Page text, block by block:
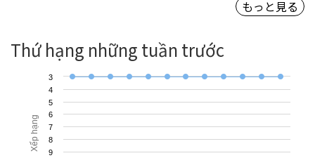
もっと見る
Thứ hạng những tuần trước
Xếp hạng
3
4
5
6
7
8
9